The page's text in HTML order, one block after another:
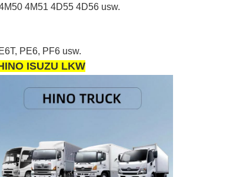
4M51 4D55 4D56 usw.
PE6, PF6 usw.
ISUZU LKW